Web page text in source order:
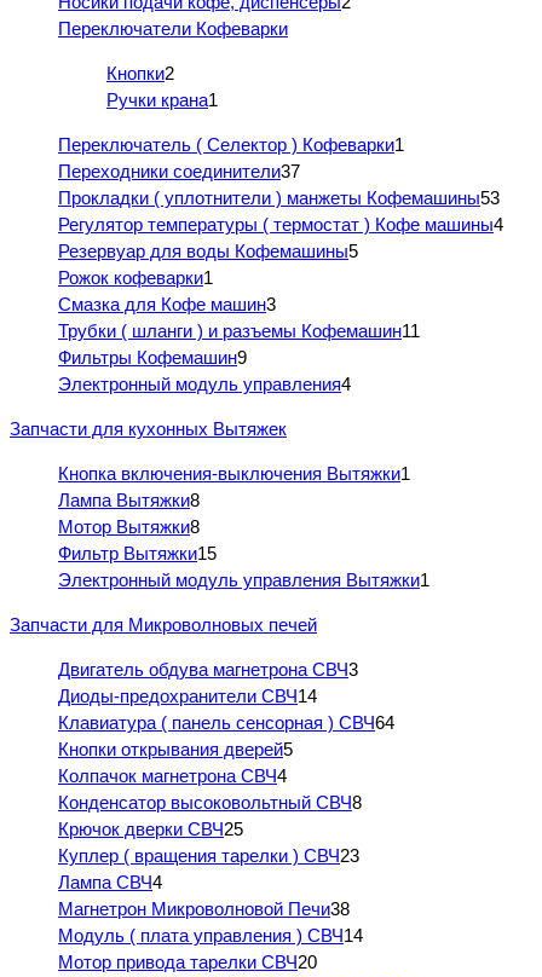
Переключатели Кофеварки
Кнопки2
Ручки крана1
Переключатель ( Селектор ) Кофеварки1
Переходники соединители37
Прокладки ( уплотнители ) манжеты Кофемашины53
Регулятор температуры ( термостат ) Кофе машины4
Резервуар для воды Кофемашины5
Рожок кофеварки1
Смазка для Кофе машин3
Трубки ( шланги ) и разъемы Кофемашин11
Фильтры Кофемашин9
Электронный модуль управления4
Запчасти для кухонных Вытяжек
Кнопка включения-выключения Вытяжки1
Лампа Вытяжки8
Мотор Вытяжки8
Фильтр Вытяжки15
Электронный модуль управления Вытяжки1
Запчасти для Микроволновых печей
Двигатель обдува магнетрона СВЧ3
Диоды-предохранители СВЧ14
Клавиатура ( панель сенсорная ) СВЧ64
Кнопки открывания дверей5
Колпачок магнетрона СВЧ4
Конденсатор высоковольтный СВЧ8
Крючок дверки СВЧ25
Куплер ( вращения тарелки ) СВЧ23
Лампа СВЧ4
Магнетрон Микроволновой Печи38
Модуль ( плата управления ) СВЧ14
Мотор привода тарелки СВЧ20